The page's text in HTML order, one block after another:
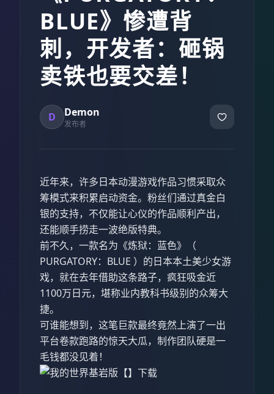
BLUE》惨遭背
刺，开发者：砸锅
卖铁也要交差！
D Demon
发布者
近年来，许多日本动漫游戏作品习惯采取众
筹模式来积累启动资金。粉丝们通过真金白
银的支持，不仅能让心仪的作品顺利产出，
还能顺手捞走一波绝版特典。
前不久，一款名为《炼狱：蓝色》（
PURGATORY：BLUE ）的日本本土美少女游
戏，就在去年借助这条路子，疯狂吸金近
1100万日元，堪称业内教科书级别的众筹大
捷。
可谁能想到，这笔巨款最终竟然上演了一出
平台卷款跑路的惊天大瓜，制作团队硬是一
毛钱都没见着！